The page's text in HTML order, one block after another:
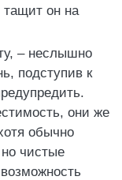
тащит он на
– неслышно
подступив к
они же
обычно
чистые